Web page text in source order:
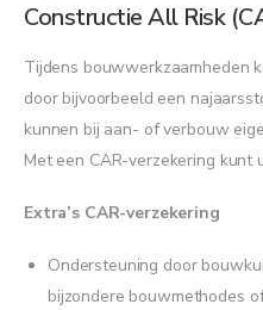
Constructie All Risk
Tijdens bouwwerkzaamheden
door bijvoorbeeld een
kunnen bij aan- of verbouw
Met een CAR-verzekering kunt
Extra’s CAR-verzekering
Ondersteuning door
bijzondere bouwmethodes